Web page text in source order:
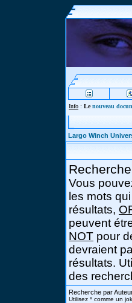
Info : Lenouveau
Largo Winch
Vous
les mots
résultats,
peuvent
NOT pour
devraient
résultats.
des
Recherche par
Utilisez * comme un